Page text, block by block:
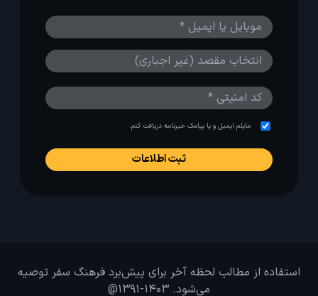
مایلم ایمیل و یا پیامک خبرنامه دریافت کنم.
استفاده از مطالب لحظه آخر برای پیش‌برد فرهنگ سفر توصیه
می‌شود. 1403-1391@